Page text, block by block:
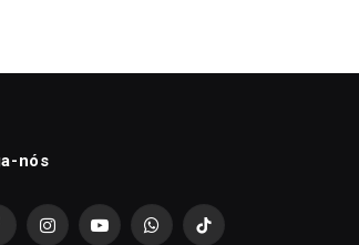
nós
InstagramYouTubeWhatsAppTikTok